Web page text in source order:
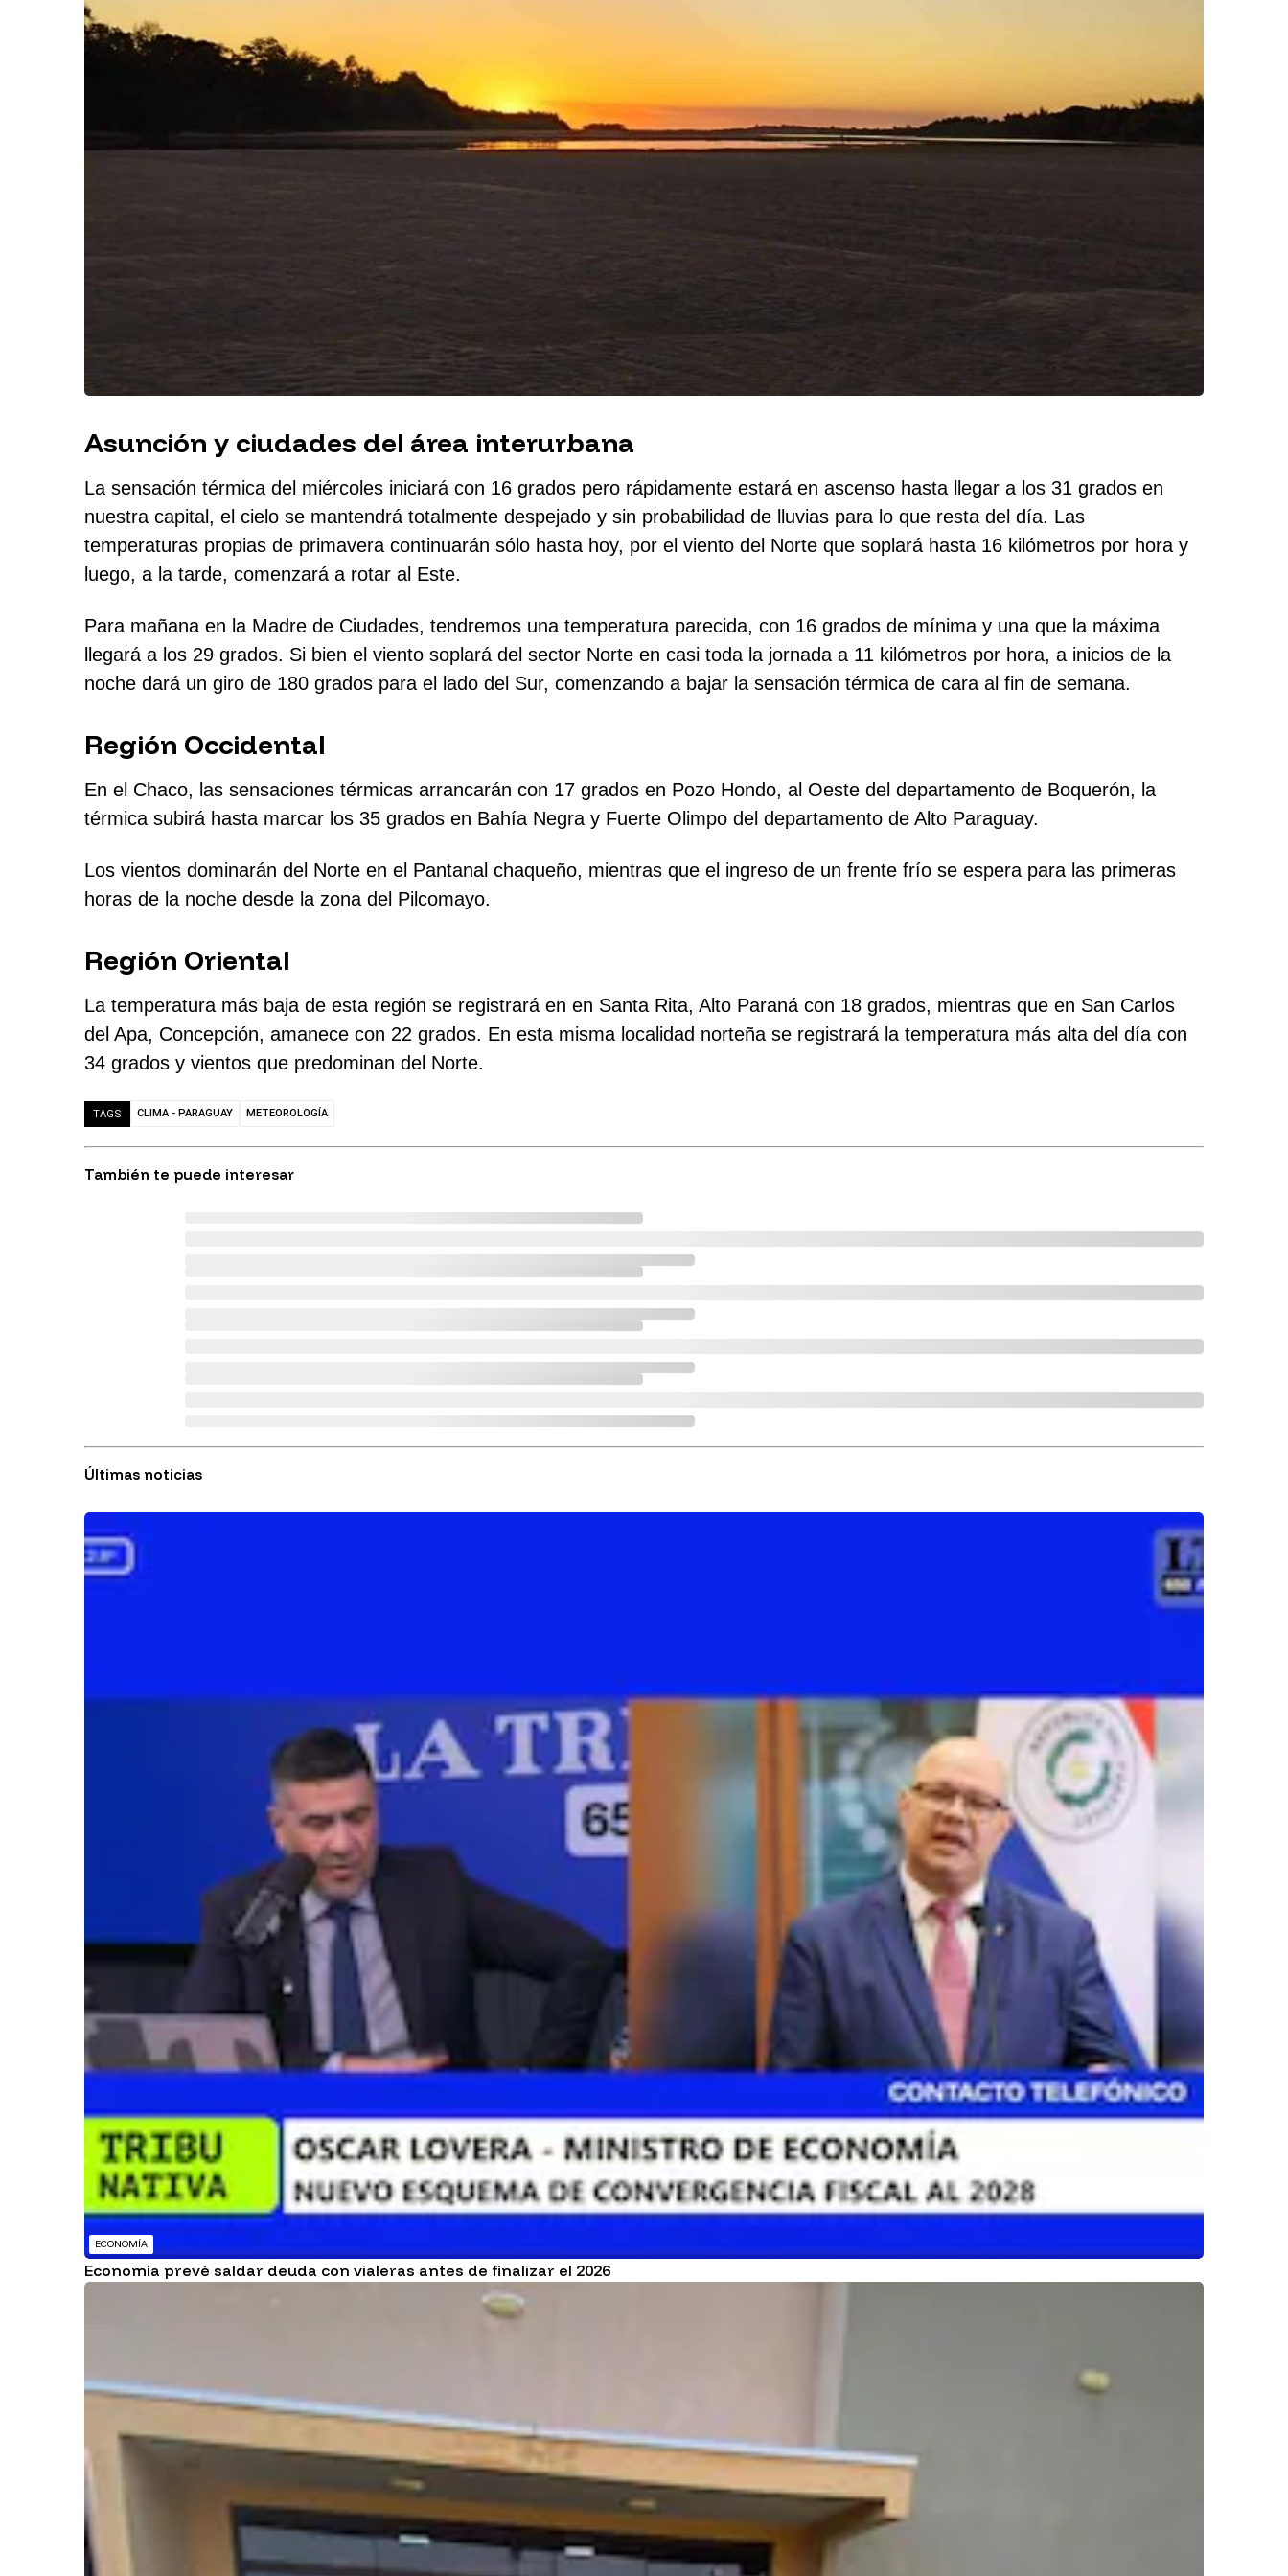
Asunción y ciudades del área interurbana
La sensación térmica del miércoles iniciará con 16 grados pero rápidamente estará en ascenso hasta llegar a los 31 grados en
nuestra capital, el cielo se mantendrá totalmente despejado y sin probabilidad de lluvias para lo que resta del día. Las
temperaturas propias de primavera continuarán sólo hasta hoy, por el viento del Norte que soplará hasta 16 kilómetros por hora y
luego, a la tarde, comenzará a rotar al Este.
Para mañana en la Madre de Ciudades, tendremos una temperatura parecida, con 16 grados de mínima y una que la máxima
llegará a los 29 grados. Si bien el viento soplará del sector Norte en casi toda la jornada a 11 kilómetros por hora, a inicios de la
noche dará un giro de 180 grados para el lado del Sur, comenzando a bajar la sensación térmica de cara al fin de semana.
Región Occidental
En el Chaco, las sensaciones térmicas arrancarán con 17 grados en Pozo Hondo, al Oeste del departamento de Boquerón, la
térmica subirá hasta marcar los 35 grados en Bahía Negra y Fuerte Olimpo del departamento de Alto Paraguay.
Los vientos dominarán del Norte en el Pantanal chaqueño, mientras que el ingreso de un frente frío se espera para las primeras
horas de la noche desde la zona del Pilcomayo.
Región Oriental
La temperatura más baja de esta región se registrará en en Santa Rita, Alto Paraná con 18 grados, mientras que en San Carlos
del Apa, Concepción, amanece con 22 grados. En esta misma localidad norteña se registrará la temperatura más alta del día con
34 grados y vientos que predominan del Norte.
TAGS CLIMA - PARAGUAY METEOROLOGÍA
También te puede interesar
Últimas noticias
ECONOMÍA
Economía prevé saldar deuda con vialeras antes de finalizar el 2026